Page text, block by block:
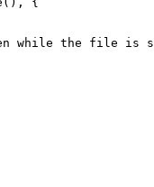
while the file is